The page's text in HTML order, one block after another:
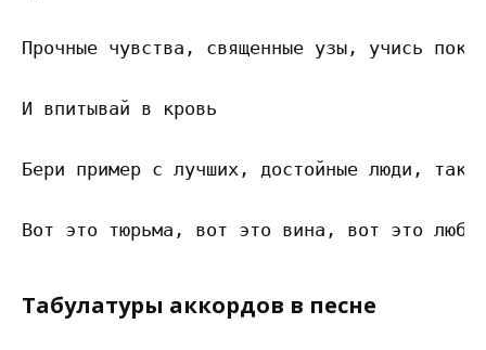
Прочные чувства, священные узы, учись
И впитывай в кровь
Бери пример с лучших, достойные люди, так
Табулатуры аккордов в песне